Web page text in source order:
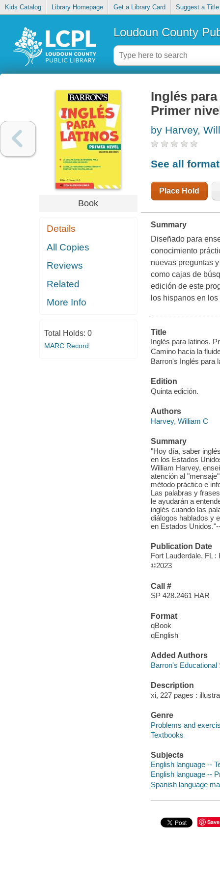
Kids Catalog Library Homepage Get a Library Card Suggest a Title
Loudoun County
Book
Details
All Copies
Reviews
Related
More Info
Total Holds: 0
MARC Record
Inglés
Primer
by Harvey,
See all
Place Hold
Summary
Diseñado para
conocimiento
nuevas preguntas
como cajas de
edición de este
los hispanos en
Title
Inglés para latinos.
Camino hacia la
Barron's Inglés para
Edition
Quinta edición.
Authors
Harvey, William C
Summary
"Hoy día, saber
en los Estados
William Harvey,
atención al
método práctico e
Las palabras y
le ayudarán a
inglés cuando las
diálogos hablados y
en Estados
Publication Date
Fort Lauderdale, FL
©2023
Call #
SP 428.2461 HAR
Format
qBook
qEnglish
Added Authors
Barron's Educational
Description
xi, 227 pages :
Genre
Problems and
Textbooks
Subjects
English language --
English language --
Spanish language
Save